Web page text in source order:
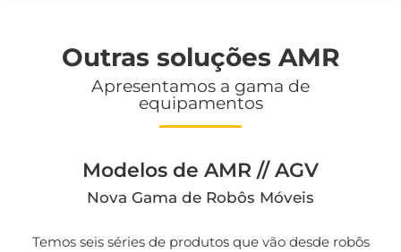
Outras soluções AMR
Apresentamos a gama de
equipamentos
Modelos de AMR // AGV
Nova Gama de Robôs Móveis
Temos seis séries de produtos que vão desde robôs